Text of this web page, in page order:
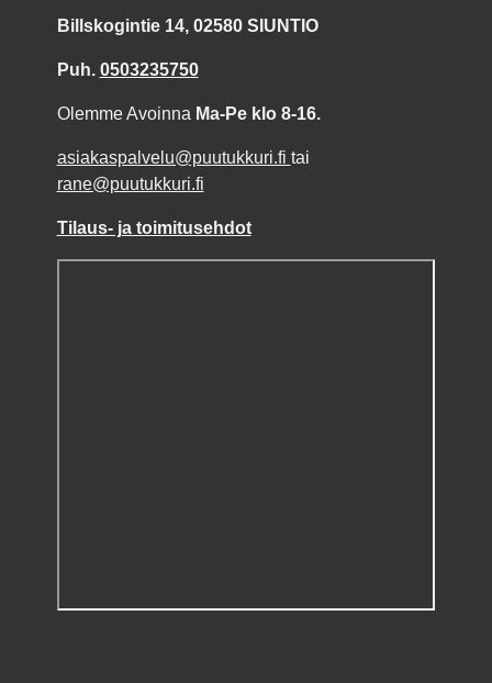
Billskogintie 14, 02580 SIUNTIO
Puh. 0503235750
Olemme Avoinna Ma-Pe klo 8-16.
asiakaspalvelu@puutukkuri.fi tai
rane@puutukkuri.fi
Tilaus- ja toimitusehdot